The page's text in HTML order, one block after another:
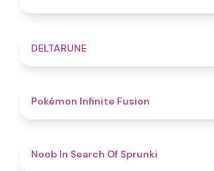
DELTARUNE
Pokémon Infinite Fusion
Noob In Search Of Sprunki